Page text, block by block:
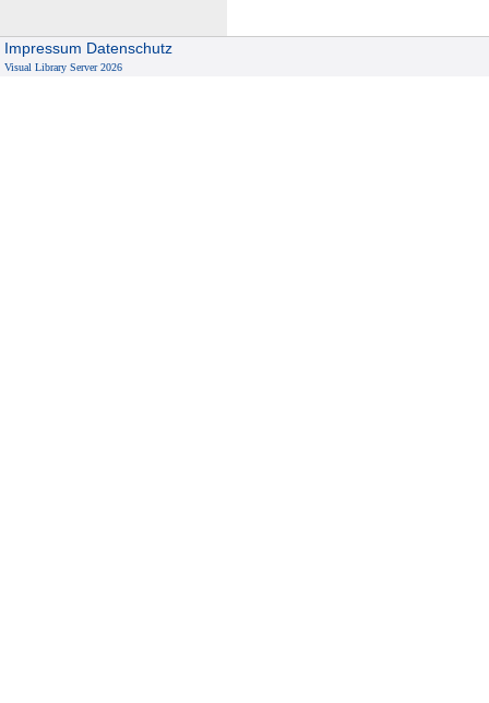
Impressum Datenschutz
Visual Library Server 2026